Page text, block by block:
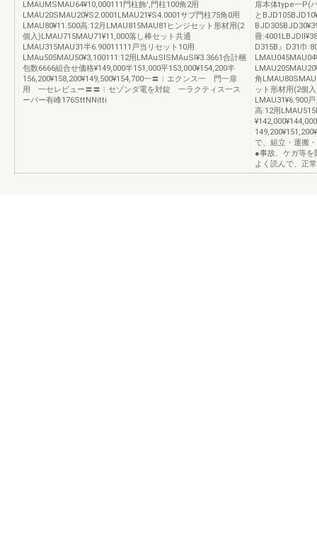
LMAUMSMAU64¥10,000111門柱飾',門柱100角2用
LMAU20SMAU20¥S2.0001LMAU21¥S4.0001サブ門柱75角0用
LMAU80¥11.500高:12月LMAU815MAU81ヒンジセット形材用(2
個入)LMAU715MAU71¥11,000落し棒セット共通
LMAU315MAU31半6.90011111戸当リセット10用
LMAu505MAU50¥3,100111:12用LMAuSlSMAuSl¥3.3661合計梱
包数6666組合せ価格¥149,000半151,000平153,000¥154,200半
156,200¥158,200¥149,500¥154,700一〓︱エクンス一 門一扉
用 一セレビュー〓〓︱セゾンダ電を対錠 一ラクティス一ス
ーパー有峰176SttNNitti
扉本体type一P(
と
冊
D315B』D31巾
角
ット形材用(2個
LMAU31¥6.900
高:12用
で、組立・運搬
●事故、ケガ等を
よく読んで、正